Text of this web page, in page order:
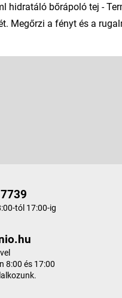
hidratáló bőrápoló tej -
Megőrzi a fényt és a
tól 17:00-ig
8:00 és 17:00